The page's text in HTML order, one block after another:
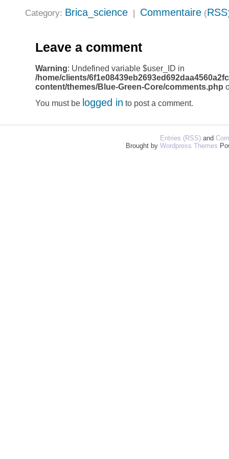
Category: Brica_science | Commentaire (RSS
Leave a comment
Warning: Undefined variable $user_ID in
/home/clients/
content/themes/Blue-Green-Core/comments.php
You must be logged in to post a comment.
Entries (RSS)and
Brought by Wordpress Themes